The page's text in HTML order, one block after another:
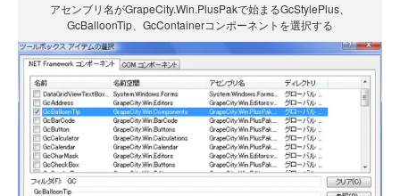
アセンブリ名がGrapeCity.Win.PlusPakで始まるGcStylePlus、
GcBalloonTip、GcContainerコンポーネントを選択する